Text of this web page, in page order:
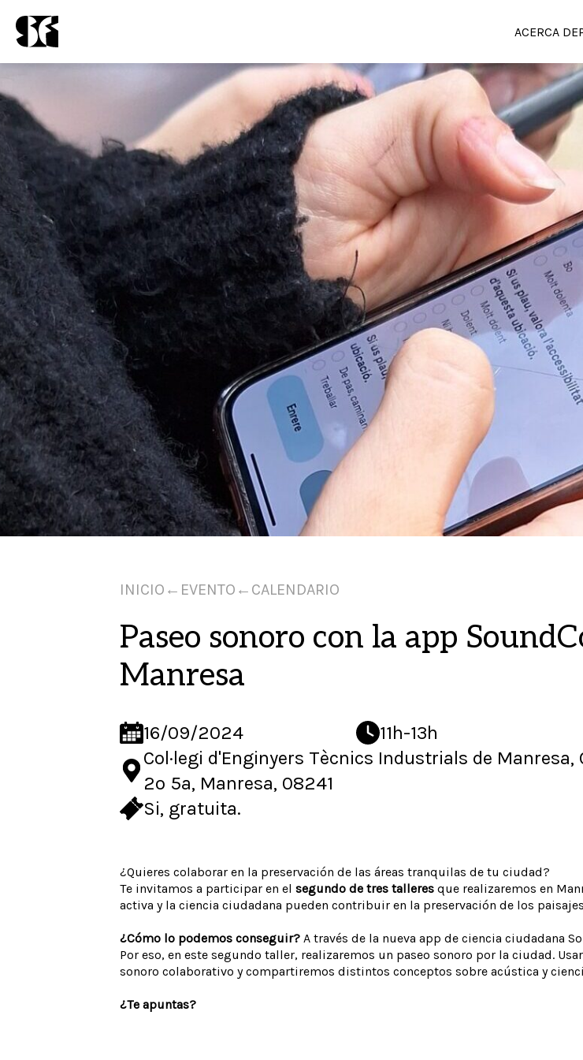
ACERCA DE
INICIO ← EVENTO ← CALENDARIO
Paseo sonoro con la app
Manresa
16/09/2024
11h-13h
Col·legi d'Enginyers Tècnics Industrials de Manresa,
2o 5a, Manresa, 08241
Si, gratuita.
¿Quieres colaborar en la preservación de las áreas tranquilas de tu ciudad?
Te invitamos a participar en el segundo de tres talleres que realizaremos en
activa y la ciencia ciudadana pueden contribuir en la preservación de los
¿Cómo lo podemos conseguir? A través de la nueva app de ciencia ciudadana
Por eso, en este segundo taller, realizaremos un paseo sonoro por la ciudad.
sonoro colaborativo y compartiremos distintos conceptos sobre acústica y
¿Te apuntas?